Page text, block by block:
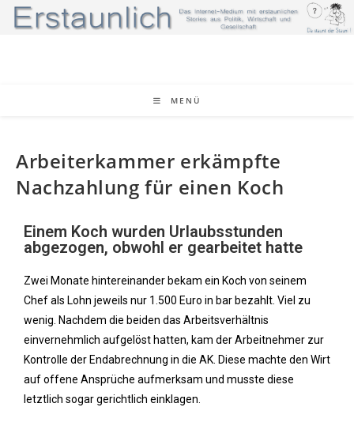
MENÜ
Arbeiterkammer erkämpfte
Nachzahlung für einen Koch
Einem Koch wurden Urlaubsstunden
abgezogen, obwohl er gearbeitet hatte
Zwei Monate hintereinander bekam ein Koch von seinem
Chef als Lohn jeweils nur 1.500 Euro in bar bezahlt. Viel zu
wenig. Nachdem die beiden das Arbeitsverhältnis
einvernehmlich aufgelöst hatten, kam der Arbeitnehmer zur
Kontrolle der Endabrechnung in die AK. Diese machte den Wirt
auf offene Ansprüche aufmerksam und musste diese
letztlich sogar gerichtlich einklagen.